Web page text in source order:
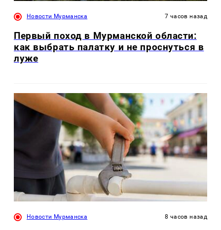
Новости Мурманска 7 часов назад
Первый поход в Мурманской области:
как выбрать палатку и не проснуться в
луже
Новости Мурманска 8 часов назад